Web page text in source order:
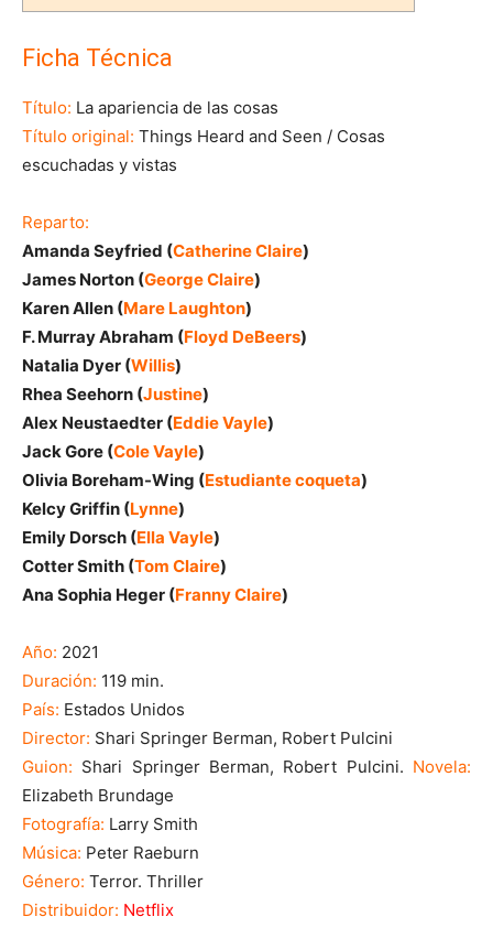
Ficha Técnica
Título: La apariencia de las cosas
Título original: Things Heard and Seen / Cosas
escuchadas y vistas
Reparto:
Amanda Seyfried (Catherine Claire)
James Norton (George Claire)
Karen Allen (Mare Laughton)
F. Murray Abraham (Floyd DeBeers)
Natalia Dyer (Willis)
Rhea Seehorn (Justine)
Alex Neustaedter (Eddie Vayle)
Jack Gore (Cole Vayle)
Olivia Boreham-Wing (Estudiante coqueta)
Kelcy Griffin (Lynne)
Emily Dorsch (Ella Vayle)
Cotter Smith (Tom Claire)
Ana Sophia Heger (Franny Claire)
Año: 2021
Duración: 119 min.
País: Estados Unidos
Director: Shari Springer Berman, Robert Pulcini
Guion: Shari Springer Berman, Robert Pulcini. Novela:
Elizabeth Brundage
Fotografía: Larry Smith
Música: Peter Raeburn
Género: Terror. Thriller
Distribuidor: Netflix